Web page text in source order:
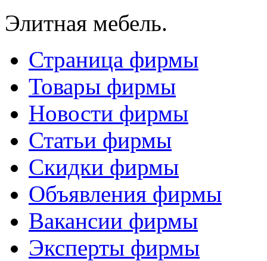
Элитная мебель.
Страница фирмы
Товары фирмы
Новости фирмы
Статьи фирмы
Скидки фирмы
Объявления фирмы
Вакансии фирмы
Эксперты фирмы